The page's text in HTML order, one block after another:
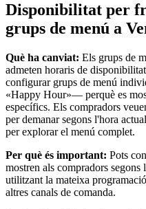
Disponibilitat per
grups de menú a
Què ha canviat: Els grups de
admeten horaris de
configurar grups de menú
«Happy Hour»— perquè es
específics. Els compradors
per demanar segons l'hora
per explorar el menú complet.
Per què és important: Pots
mostren als compradors
utilitzant la mateixa
altres canals de comanda.